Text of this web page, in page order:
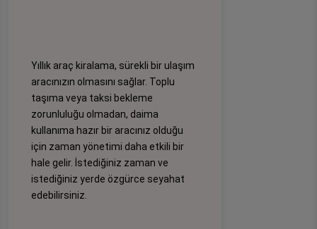
Yıllık araç kiralama, sürekli bir ulaşım
aracınızın olmasını sağlar. Toplu
taşıma veya taksi bekleme
zorunluluğu olmadan, daima
kullanıma hazır bir aracınız olduğu
için zaman yönetimi daha etkili bir
hale gelir. İstediğiniz zaman ve
istediğiniz yerde özgürce seyahat
edebilirsiniz.